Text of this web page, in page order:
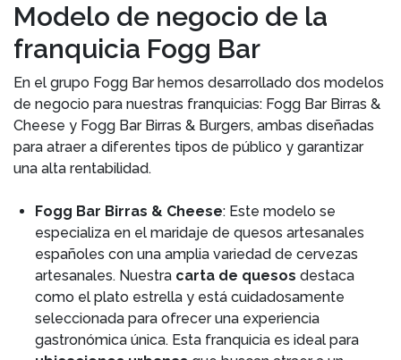
Modelo de negocio de la
franquicia Fogg Bar
En el grupo Fogg Bar hemos desarrollado dos modelos
de negocio para nuestras franquicias: Fogg Bar Birras &
Cheese y Fogg Bar Birras & Burgers, ambas diseñadas
para atraer a diferentes tipos de público y garantizar
una alta rentabilidad.
Fogg Bar Birras & Cheese: Este modelo se
especializa en el maridaje de quesos artesanales
españoles con una amplia variedad de cervezas
artesanales. Nuestra carta de quesos destaca
como el plato estrella y está cuidadosamente
seleccionada para ofrecer una experiencia
gastronómica única. Esta franquicia es ideal para